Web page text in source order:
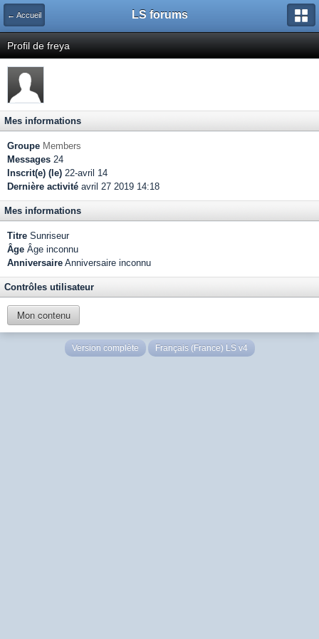
← Accueil LS forums
Profil de freya
Mes informations
Groupe Members
Messages 24
Inscrit(e) (le) 22-avril 14
Dernière activité avril 27 2019 14:18
Mes informations
Titre Sunriseur
Âge Âge inconnu
Anniversaire Anniversaire inconnu
Contrôles utilisateur
Mon contenu
Version complète Français (France) LS v4